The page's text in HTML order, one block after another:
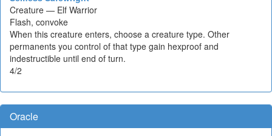
Creature — Elf Warrior
Flash, convoke
When this creature enters, choose a creature type. Other
permanents you control of that type gain hexproof and
indestructible until end of turn.
4/2
Oracle